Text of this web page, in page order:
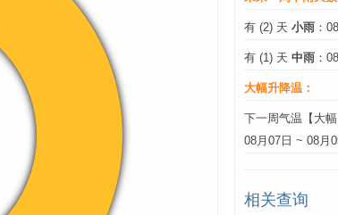
有 (2) 天 小雨 ：
有 (1) 天 中雨 ：
大幅升降温：
下一周气温【大
08月07日 ~ 08月
相关查询